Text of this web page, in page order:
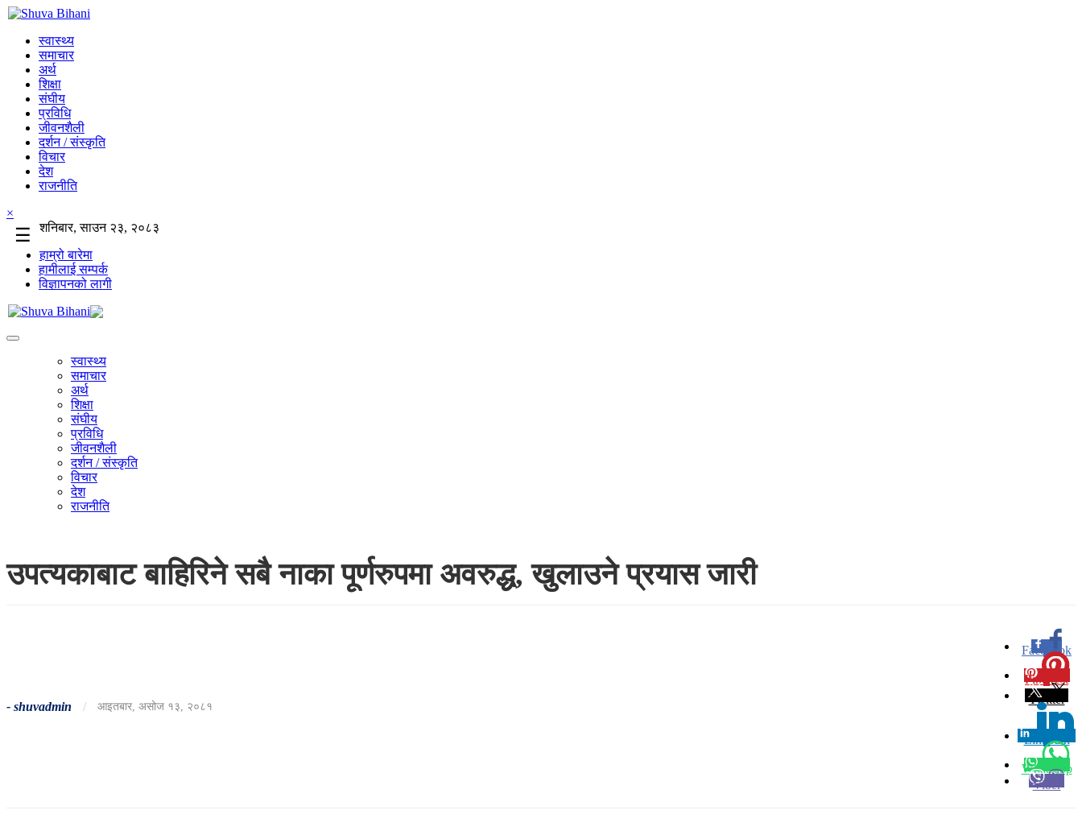
स्वास्थ्य
समाचार
अर्थ
शिक्षा
संघीय
प्रविधि
जीवनशैली
दर्शन / संस्कृति
विचार
देश
राजनीति
×
☰
शनिबार, साउन २३, २०८३
हाम्रो बारेमा
हामीलाई सम्पर्क
विज्ञापनको लागी
स्वास्थ्य
समाचार
अर्थ
शिक्षा
संघीय
प्रविधि
जीवनशैली
दर्शन / संस्कृति
विचार
देश
राजनीति
उपत्यकाबाट बाहिरिने सबै नाका पूर्णरुपमा अवरुद्ध, खुलाउने प्रयास जारी
- shuvadmin / आइतबार, असोज १३, २०८१
Facebook
0
Pinterest
Twitter
Linkedin
0
Whatsapp
Viber